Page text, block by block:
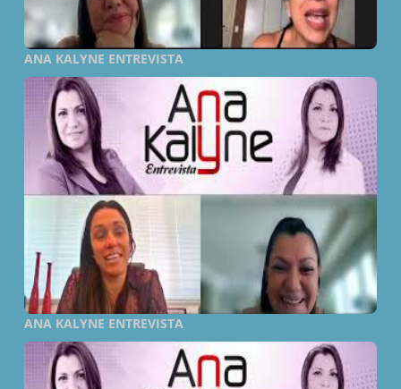
ANA KALYNE ENTREVISTA
ANA KALYNE ENTREVISTA